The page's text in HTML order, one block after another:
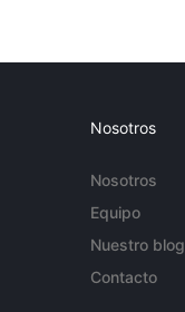
Nosotros
Nosotros
Equipo
Nuestro blog
Contacto